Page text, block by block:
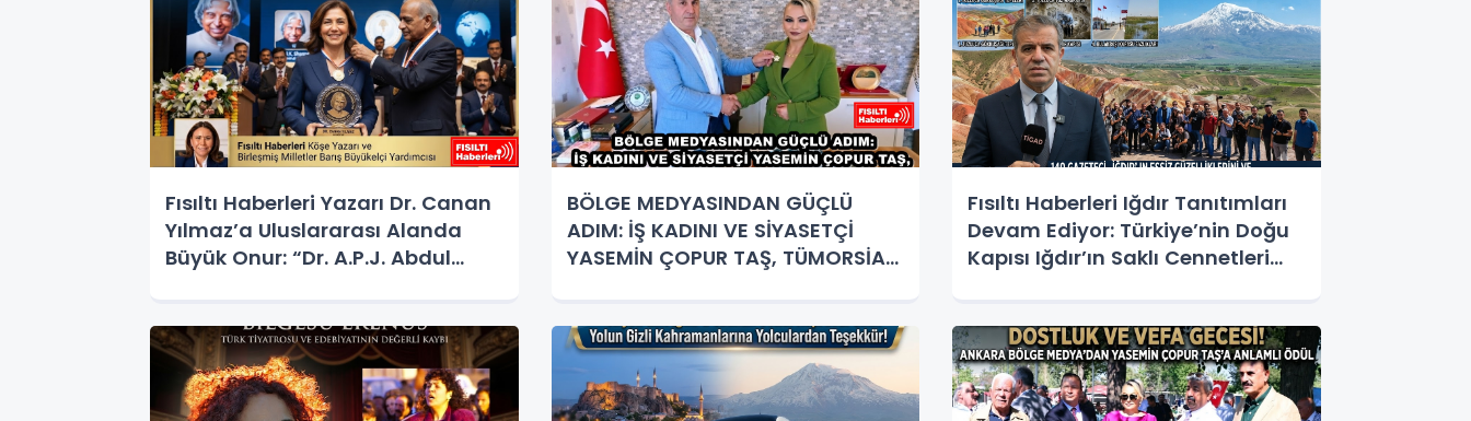
Fısıltı Haberleri Yazarı Dr. Canan
Yılmaz’a Uluslararası Alanda
Büyük Onur: “Dr. A.P.J. Abdul
BÖLGE MEDYASINDAN GÜÇLÜ
ADIM: İŞ KADINI VE SİYASETÇİ
YASEMİN ÇOPUR TAŞ, TÜMORSİAD
Fısıltı Haberleri Iğdır Tanıtımları
Devam Ediyor: Türkiye’nin Doğu
Kapısı Iğdır’ın Saklı Cennetleri